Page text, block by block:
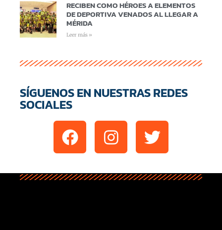
RECIBEN COMO HÉROES A ELEMENTOS
DE DEPORTIVA VENADOS AL LLEGAR A
MÉRIDA
Leer más »
SÍGUENOS EN NUESTRAS REDES
SOCIALES